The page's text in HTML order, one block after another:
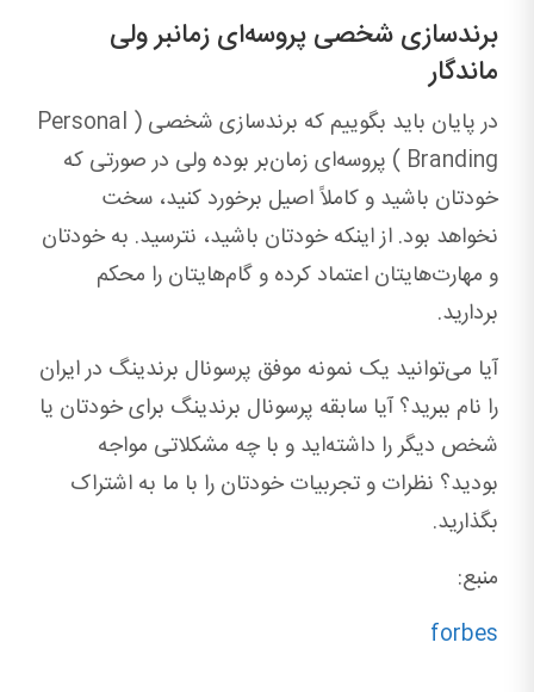
برندسازی شخصی پروسه‌ای زمانبر ولی
ماندگار
در پایان باید بگوییم که برندسازی شخصی ( Personal
Branding ) پروسه‌ای زمان‌بر بوده ولی در صورتی که
خودتان باشید و کاملاً اصیل برخورد کنید، سخت
نخواهد بود. از اینکه خودتان باشید، نترسید. به خودتان
و مهارت‌هایتان اعتماد کرده و گام‌هایتان را محکم
بردارید.
آیا می‌توانید یک نمونه موفق پرسونال برندینگ در ایران
را نام ببرید؟ آیا سابقه پرسونال برندینگ برای خودتان یا
شخص دیگر را داشته‌اید و با چه مشکلاتی مواجه
بودید؟ نظرات و تجربیات خودتان را با ما به اشتراک
بگذارید.
منبع:
forbes